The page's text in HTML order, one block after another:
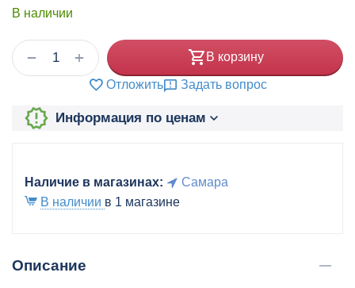
В наличии
+
− В корзину
Отложить Задать вопрос
Информация по ценам
Наличие в магазинах:
Самара
В наличии в 1 магазине
Описание